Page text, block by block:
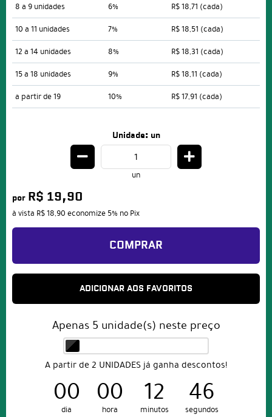
8 a 9 unidades
6% R$ 18,71 (cada)
10 a 11 unidades
7% R$ 18,51 (cada)
12 a 14 unidades
8% R$ 18,31 (cada)
15 a 18 unidades
9% R$ 18,11 (cada)
a partir de 19
10% R$ 17,91 (cada)
Unidade: un
un
por R$ 19,90
à vista R$ 18,90 economize 5% no Pix
COMPRAR
ADICIONAR AOS FAVORITOS
Apenas 5 unidade(s) neste preço
A partir de 2 UNIDADES já ganha descontos!
00
dia
00
hora
12
minutos
46
segundos